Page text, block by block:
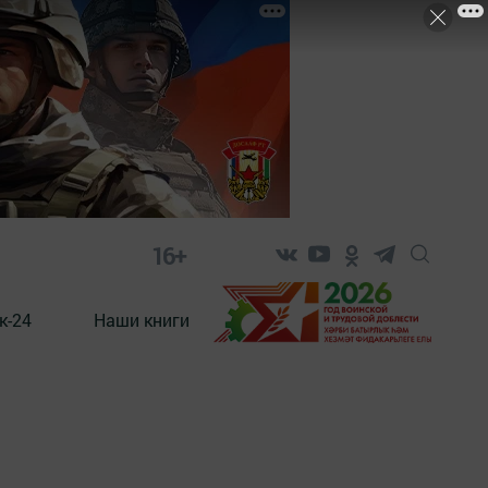
16+
24 Наши книги